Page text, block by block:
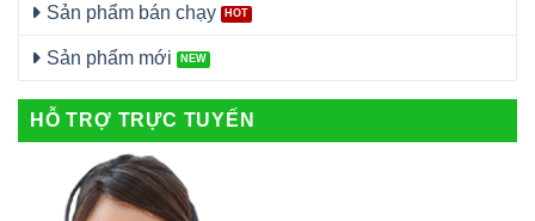
Sản phẩm bán chạy
Sản phẩm mới
HỖ TRỢ TRỰC TUYẾN